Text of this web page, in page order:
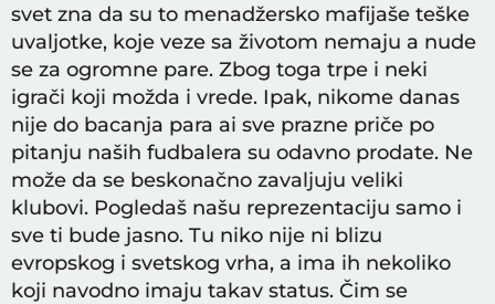
svet zna da su to menadžersko mafijaše teške
uvaljotke, koje veze sa životom nemaju a nude
se za ogromne pare. Zbog toga trpe i neki
igrači koji možda i vrede. Ipak, nikome danas
nije do bacanja para ai sve prazne priče po
pitanju naših fudbalera su odavno prodate. Ne
može da se beskonačno zavaljuju veliki
klubovi. Pogledaš našu reprezentaciju samo i
sve ti bude jasno. Tu niko nije ni blizu
evropskog i svetskog vrha, a ima ih nekoliko
koji navodno imaju takav status. Čim se